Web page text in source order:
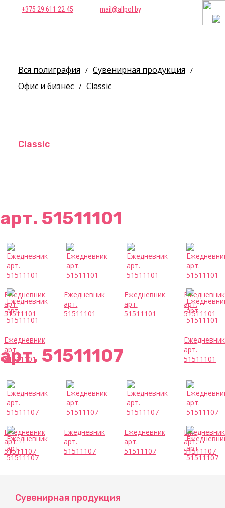
+375 29 611 22 45 mail@allpol.by
Вся полиграфия / Сувенирная продукция /
Офис и бизнес / Classic
Classic
арт. 51511101
Ежедневник
арт.
51511101
Ежедневник
арт.
51511101
Ежедневник
арт.
51511101
Ежедневник
арт.
51511101
Ежедневник
арт.
51511101
Ежедневник
арт.
51511101
арт. 51511107
Ежедневник
арт.
51511107
Ежедневник
арт.
51511107
Ежедневник
арт.
51511107
Ежедневник
арт.
51511107
51511107
Сувенирная продукция